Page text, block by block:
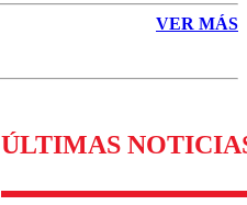
VER MÁS
ÚLTIMAS